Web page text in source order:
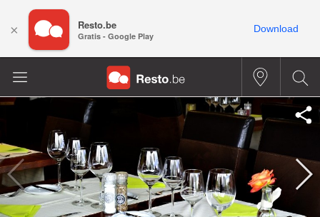
× Resto.be
Gratis - Google Play
Download